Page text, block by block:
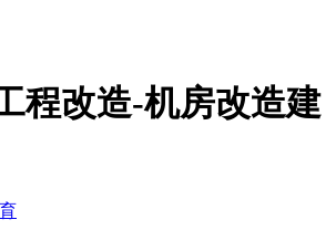
程改造-机房改造建